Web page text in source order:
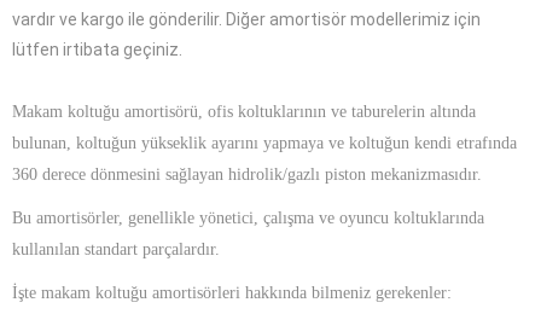
vardır ve kargo ile gönderilir. Diğer amortisör modellerimiz için
lütfen irtibata geçiniz.
Makam koltuğu amortisörü, ofis koltuklarının ve taburelerin altında
bulunan, koltuğun yükseklik ayarını yapmaya ve koltuğun kendi etrafında
360 derece dönmesini sağlayan hidrolik/gazlı piston mekanizmasıdır.
Bu amortisörler, genellikle yönetici, çalışma ve oyuncu koltuklarında
kullanılan standart parçalardır.
İşte makam koltuğu amortisörleri hakkında bilmeniz gerekenler: